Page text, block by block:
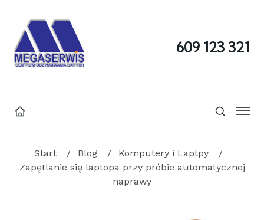
609 123 321
Start Blog
Komputery i Laptpy
Zapętlanie się laptopa przy próbie automatycznej
naprawy